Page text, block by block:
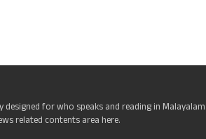
designed for who speaks and reading in Malayalam
related contents area here.